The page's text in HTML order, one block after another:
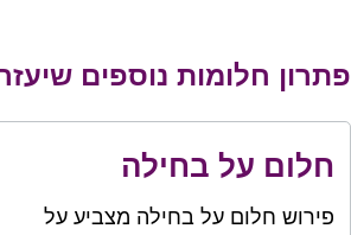
פתרון חלומות נוספים
חלום על בחילה
פירוש חלום על בחילה מצביע על